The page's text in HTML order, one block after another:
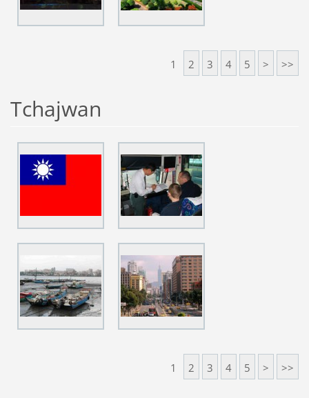
1 2 3 4 5 > >>
Tchajwan
1 2 3 4 5 > >>